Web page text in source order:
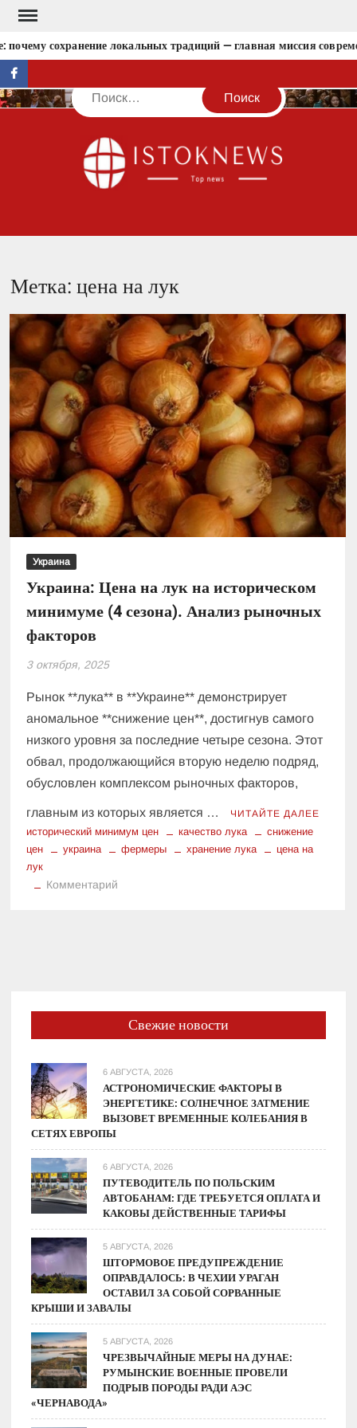
Перейти
содержимомусохранение локальных традиций — главная миссия
facebook
Поиск
Метка:цена на лук
Украина
Украина: Цена на лук на историческом
минимуме (4 сезона). Анализ рыночных
факторов
3 октября, 2025
Рынок **лука** в **Украине** демонстрирует
аномальное **снижение цен**, достигнув самого
низкого уровня за последние четыре сезона. Этот
обвал, продолжающийся вторую неделю подряд,
обусловлен комплексом рыночных факторов,
главным из которых является … ЧИТАЙТЕ ДАЛЕЕ
исторический минимум цен качество лука
снижение
цен
украина фермеры хранение лука
цена на
лук
Комментарий
минимуме
Анализ
рыночных
факторов
Свежие новости
6 АВГУСТА, 2026
АСТРОНОМИЧЕСКИЕ ФАКТОРЫ В
ЭНЕРГЕТИКЕ: СОЛНЕЧНОЕ ЗАТМЕНИЕ
ВЫЗОВЕТ ВРЕМЕННЫЕ КОЛЕБАНИЯ В
СЕТЯХ ЕВРОПЫ
6 АВГУСТА, 2026
ПУТЕВОДИТЕЛЬ ПО ПОЛЬСКИМ
АВТОБАНАМ: ГДЕ ТРЕБУЕТСЯ ОПЛАТА И
КАКОВЫ ДЕЙСТВЕННЫЕ ТАРИФЫ
5 АВГУСТА, 2026
ШТОРМОВОЕ ПРЕДУПРЕЖДЕНИЕ
ОПРАВДАЛОСЬ: В ЧЕХИИ УРАГАН
ОСТАВИЛ ЗА СОБОЙ СОРВАННЫЕ
КРЫШИ И ЗАВАЛЫ
5 АВГУСТА, 2026
ЧРЕЗВЫЧАЙНЫЕ МЕРЫ НА ДУНАЕ:
РУМЫНСКИЕ ВОЕННЫЕ ПРОВЕЛИ
ПОДРЫВ ПОРОДЫ РАДИ АЭС
«ЧЕРНАВОДА»